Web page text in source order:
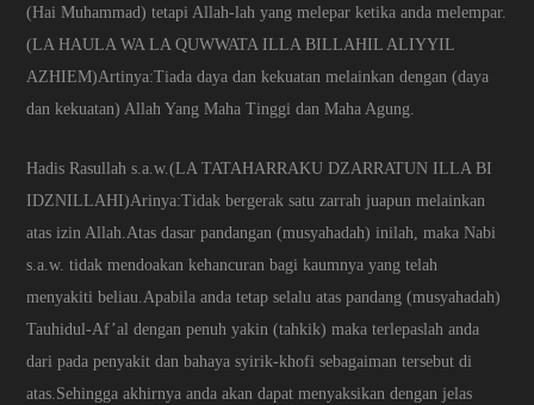
(Hai Muhammad) tetapi Allah-lah yang melepar ketika anda melempar.
(LA HAULA WA LA QUWWATA ILLA BILLAHIL ALIYYIL
AZHIEM)Artinya:Tiada daya dan kekuatan melainkan dengan (daya
dan kekuatan) Allah Yang Maha Tinggi dan Maha Agung.
Hadis Rasullah s.a.w.(LA TATAHARRAKU DZARRATUN ILLA BI
IDZNILLAHI)Arinya:Tidak bergerak satu zarrah juapun melainkan
atas izin Allah.Atas dasar pandangan (musyahadah) inilah, maka Nabi
s.a.w. tidak mendoakan kehancuran bagi kaumnya yang telah
menyakiti beliau.Apabila anda tetap selalu atas pandang (musyahadah)
Tauhidul-Af’al dengan penuh yakin (tahkik) maka terlepaslah anda
dari pada penyakit dan bahaya syirik-khofi sebagaiman tersebut di
atas.Sehingga akhirnya anda akan dapat menyaksikan dengan jelas